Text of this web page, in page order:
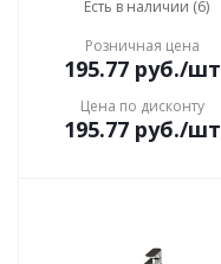
Есть в наличии (6)
Розничная цена
195.77руб./шт
Цена по дисконту
195.77руб./шт